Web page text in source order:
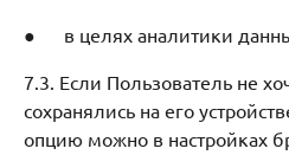
● в целях аналитики
7.3. Если Пользователь не
сохранялись на его
опцию можно в настройках